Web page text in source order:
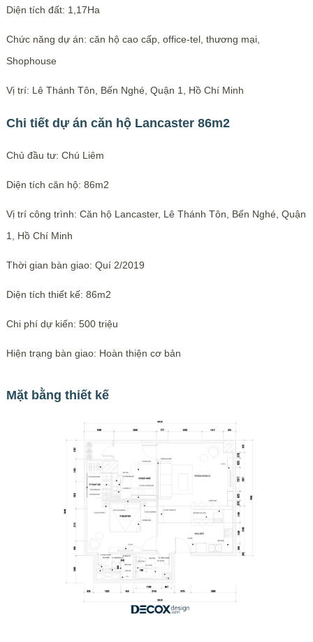
Diện tích đất: 1,17Ha
Chức năng dự án: căn hộ cao cấp, office-tel, thương mại,
Shophouse
Vị trí: Lê Thánh Tôn, Bến Nghé, Quận 1, Hồ Chí Minh
Chi tiết dự án căn hộ Lancaster 86m2
Chủ đầu tư: Chú Liêm
Diện tích căn hộ: 86m2
Vị trí công trình: Căn hộ Lancaster, Lê Thánh Tôn, Bến Nghé, Quận
1, Hồ Chí Minh
Thời gian bàn giao: Quí 2/2019
Diện tích thiết kế: 86m2
Chi phí dự kiến: 500 triệu
Hiện trạng bàn giao: Hoàn thiện cơ bản
Mặt bằng thiết kế